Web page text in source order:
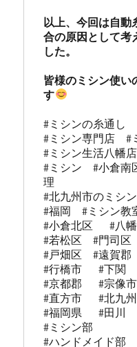
以上、今回は自動
合の原因として考
した。
皆様のミシン使い
す
#ミシンの糸通し
#ミシン専門店  #
#ミシン生活八幡
#ミシン  #小倉南
理
#北九州市のミシ
#福岡  #ミシン
#小倉北区   #八
#若松区  #門司区
#戸畑区  #遠賀郡
#行橋市   #下関
#京都郡   #宗像
#直方市   #北九州
#福岡県   #田川
#ミシン部
#ハンドメイド部